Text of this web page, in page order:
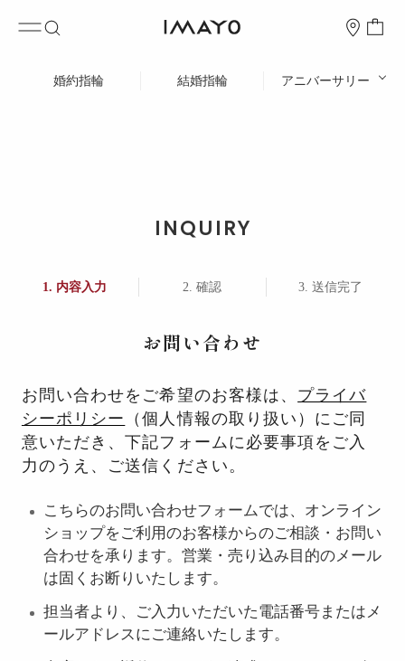
婚約指輪 結婚指輪 アニバーサリー
INQUIRY
内容入力 確認 送信完了
お問い合わせ
お問い合わせをご希望のお客様は、 プライバ
シーポリシー
（個人情報の取り扱い）にご同
意いただき、下記フォームに必要事項をご入
力のうえ、ご送信ください。
こちらのお問い合わせフォームでは、オンライン
ショップをご利用のお客様からのご相談・お問い
合わせを承ります。営業・売り込み目的のメール
は固くお断りいたします。
担当者より、ご入力いただいた電話番号またはメ
ールアドレスにご連絡いたします。